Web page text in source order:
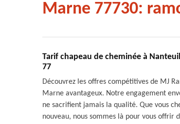
Marne 77730:
Tarif chapeau de cheminée à
77
Découvrez les offres compétitives de MJ
Marne avantageux. Notre engagement
ne sacrifient jamais la qualité. Que vous
nouveau, nous sommes là pour vous offrir